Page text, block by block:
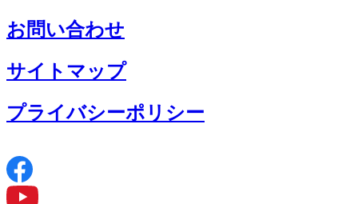
お問い合わせ
サイトマップ
プライバシーポリシー